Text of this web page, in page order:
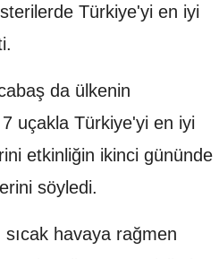
Türkiye'yi en iyi
da ülkenin
uçakla Türkiye'yi en iyi
etkinliğin ikinci gününde
söyledi.
sıcak havaya rağmen